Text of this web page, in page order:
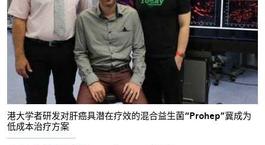
港大学者研发对肝癌具潜在疗效的混合益生菌“Prohep”冀成为
低成本治疗方案